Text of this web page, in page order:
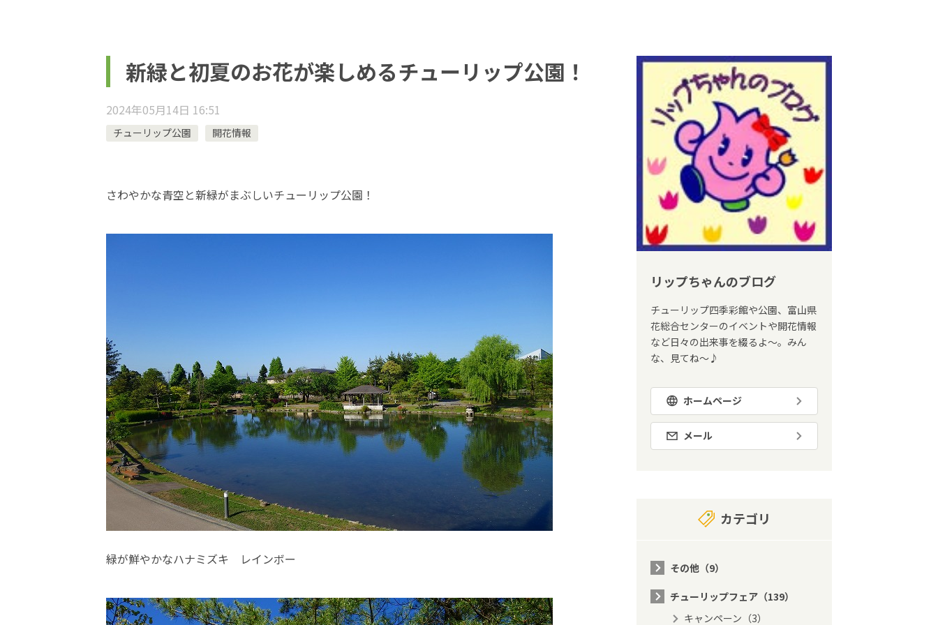
新緑と初夏のお花が楽しめるチューリップ公園！
2024年05月14日 16:51
チューリップ公園 開花情報
さわやかな青空と新緑がまぶしいチューリップ公園！
緑が鮮やかなハナミズキ レインボー
リップちゃんのブログ
チューリップ四季彩館や公園、富山県
花総合センターのイベントや開花情報
など日々の出来事を綴るよ～。みん
な、見てね～♪
ホームページ
メール
カテゴリ
その他（9）
チューリップフェア（139）
キャンペーン（3）